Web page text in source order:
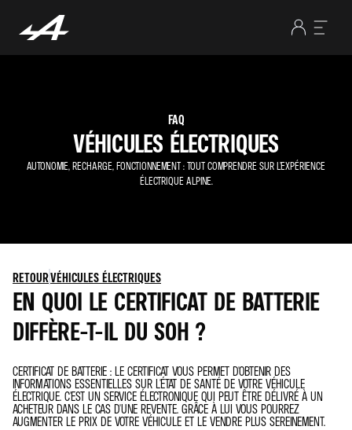
FAQ
VÉHICULES ÉLECTRIQUES
AUTONOMIE, RECHARGE, FONCTIONNEMENT : TOUT COMPRENDRE SUR L’EXPÉRIENCE
ÉLECTRIQUE ALPINE.
RETOURVÉHICULES ÉLECTRIQUES
EN QUOI LE CERTIFICAT DE BATTERIE
DIFFÈRE-T-IL DU SOH ?
CERTIFICAT DE BATTERIE : LE CERTIFICAT VOUS PERMET D'OBTENIR DES
INFORMATIONS ESSENTIELLES SUR L'ÉTAT DE SANTÉ DE VOTRE VÉHICULE
ÉLECTRIQUE. C'EST UN SERVICE ÉLECTRONIQUE QUI PEUT ÊTRE DÉLIVRÉ À UN
ACHETEUR DANS LE CAS D'UNE REVENTE. GRÂCE À LUI VOUS POURREZ
AUGMENTER LE PRIX DE VOTRE VÉHICULE ET LE VENDRE PLUS SEREINEMENT.